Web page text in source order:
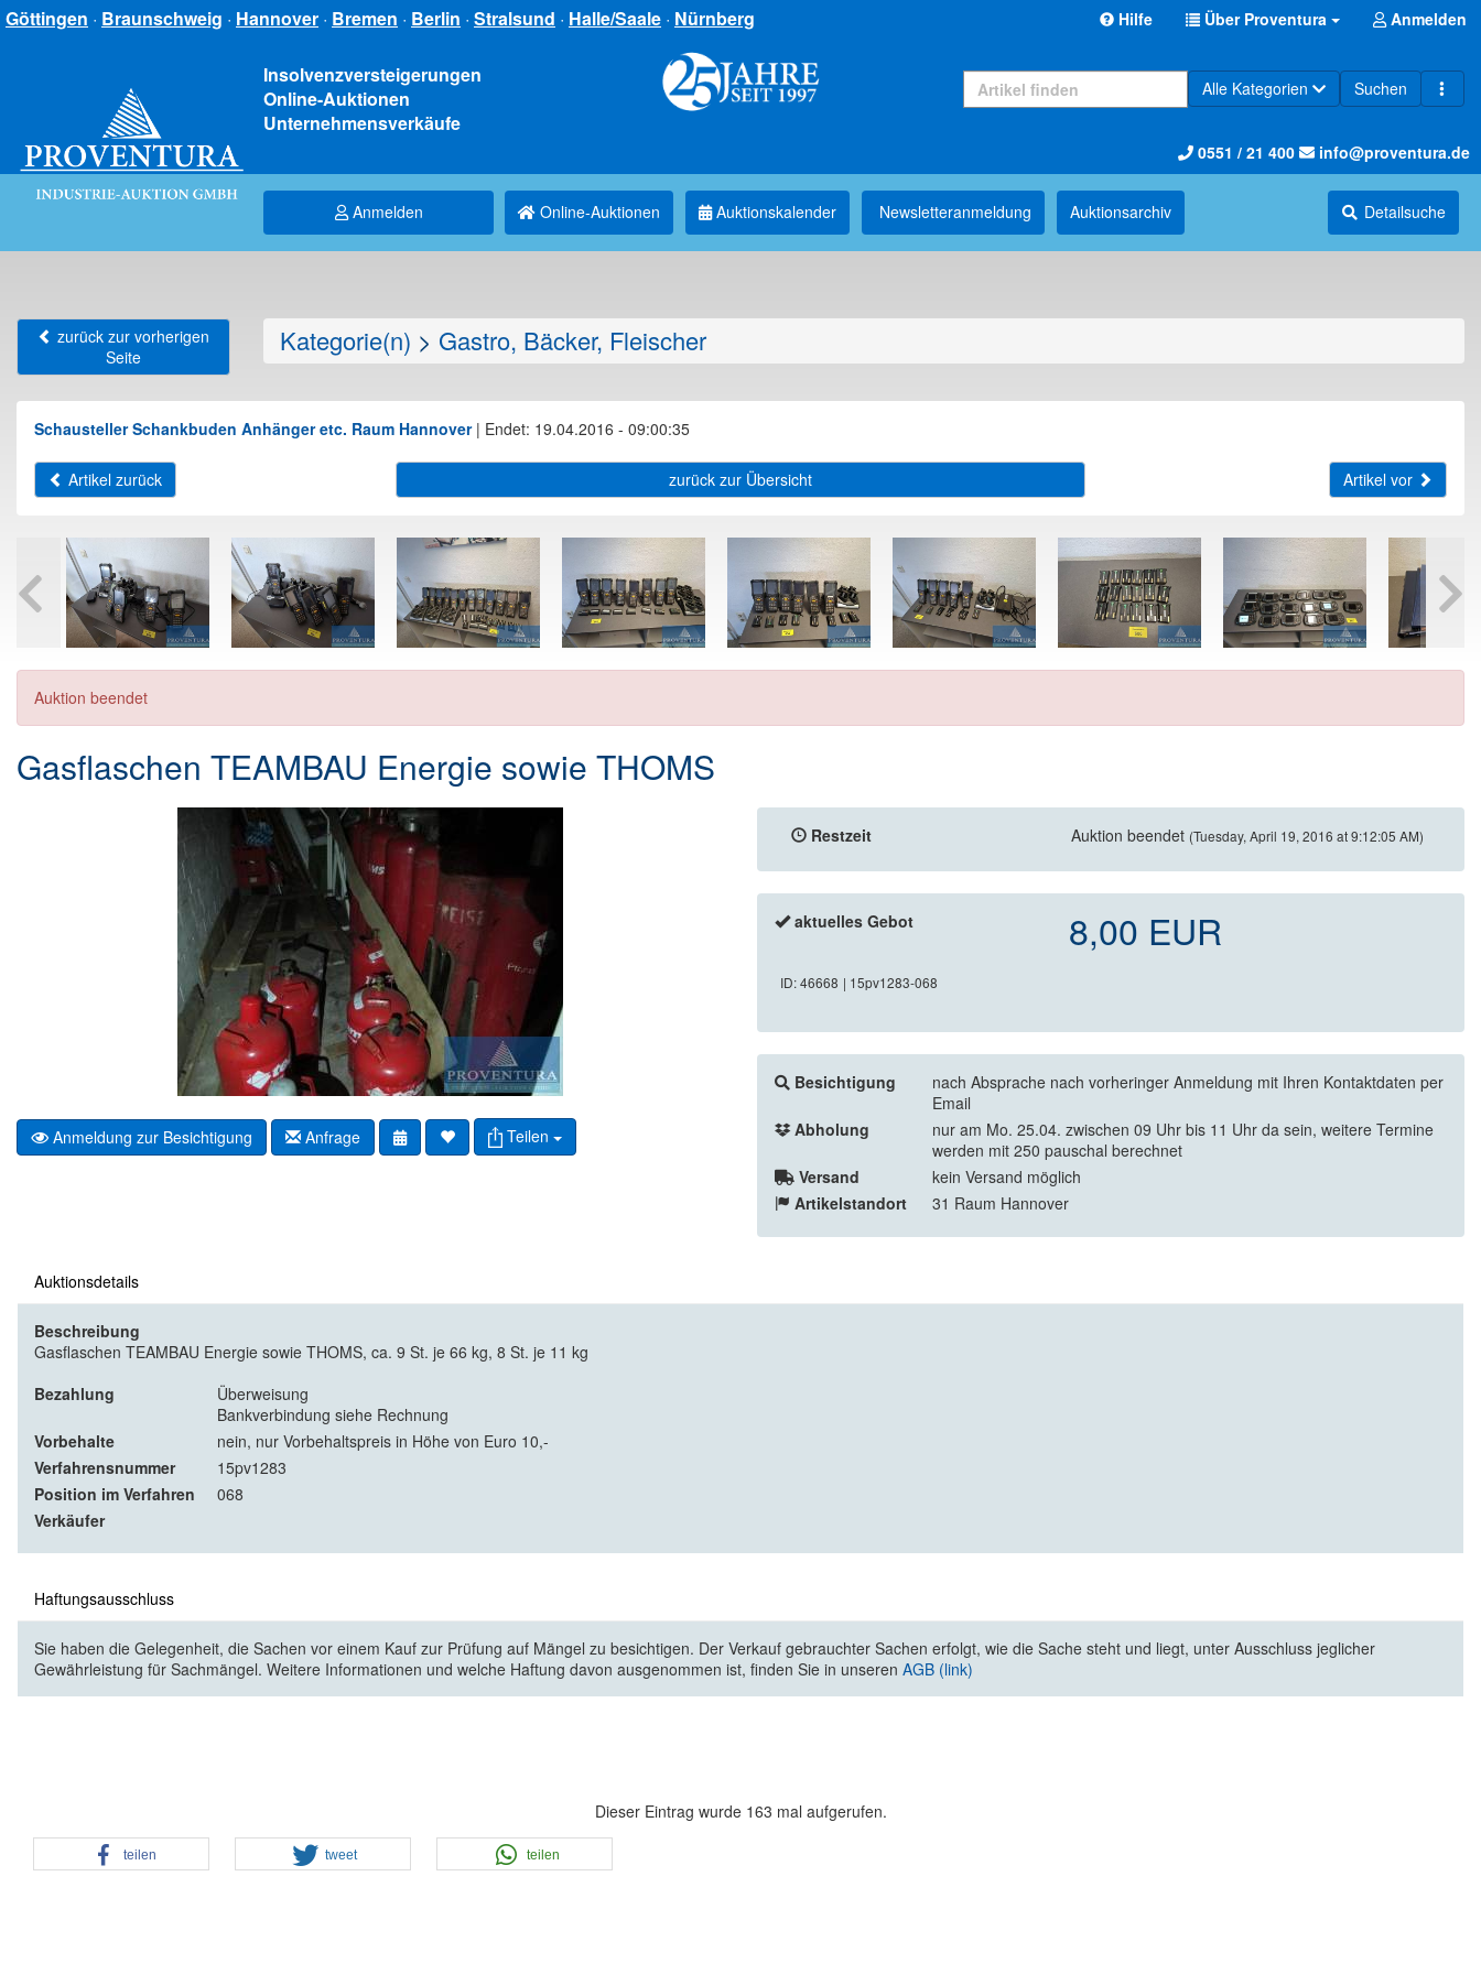
Göttingen · Braunschweig · Hannover · Bremen · Berlin · Stralsund · Halle/Saale · Nürnberg Hilfe Über Proventura Anmelden
Insolvenzversteigerungen
Online-Auktionen
Unternehmensverkäufe
Alle Kategorien Suchen
0551 / 21 400 info@proventura.de
Anmelden Online-Auktionen Auktionskalender Newsletter­anmeldung Auktions­archiv Detailsuche
zurück zur vorherigen
Seite
Kategorie(n) > Gastro, Bäcker, Fleischer
Schausteller Schankbuden Anhänger etc. Raum Hannover | Endet: 19.04.2016 - 09:00:35
Artikel zurück zurück zur Übersicht Artikel vor
Auktion beendet
Gasflaschen TEAMBAU Energie sowie THOMS
Anmeldung zur Besichtigung Anfrage Teilen
Restzeit Auktion beendet (Tuesday, April 19, 2016 at 9:12:05 AM)
aktuelles Gebot 8,00 EUR
ID: 46668 | 15pv1283-068
Besichtigung
nach Absprache nach vorheringer Anmeldung mit Ihren Kontaktdaten per
Email
Abholung
nur am Mo. 25.04. zwischen 09 Uhr bis 11 Uhr da sein, weitere Termine
werden mit 250 pauschal berechnet
Versand
kein Versand möglich
Artikelstandort
31 Raum Hannover
Auktionsdetails
Beschreibung
Gasflaschen TEAMBAU Energie sowie THOMS, ca. 9 St. je 66 kg, 8 St. je 11 kg
Bezahlung
Überweisung
Bankverbindung siehe Rechnung
Vorbehalte
nein, nur Vorbehaltspreis in Höhe von Euro 10,-
Verfahrensnummer
15pv1283
Position im Verfahren
068
Verkäufer
Haftungsausschluss
Sie haben die Gelegenheit, die Sachen vor einem Kauf zur Prüfung auf Mängel zu besichtigen. Der Verkauf gebrauchter Sachen erfolgt, wie die Sache steht und liegt, unter Ausschluss jeglicher
Gewährleistung für Sachmängel. Weitere Informationen und welche Haftung davon ausgenommen ist, finden Sie in unseren AGB (link)
Dieser Eintrag wurde 163 mal aufgerufen.
teilen tweet teilen